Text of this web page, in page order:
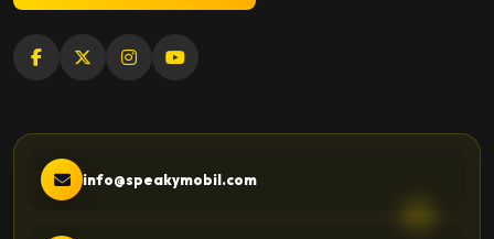
info@speakymobil.com